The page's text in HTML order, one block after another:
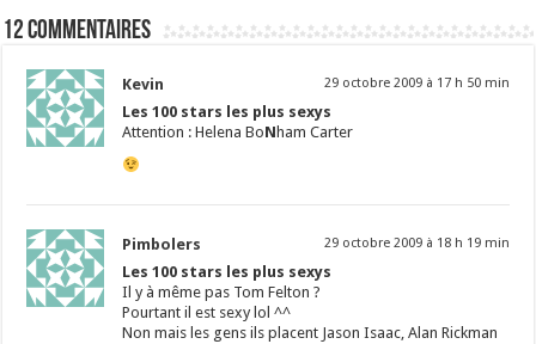
12 commentaires
Kevin 29 octobre 2009 à 17 h 50 min
Les 100 stars les plus sexys
Attention : Helena BoN ham Carter
Pimbolers 29 octobre 2009 à 18 h 19 min
Les 100 stars les plus sexys
Il y à même pas Tom Felton ?
Pourtant il est sexy lol ^^
Non mais les gens ils placent Jason Isaac, Alan Rickman